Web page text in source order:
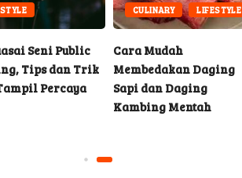
Seni Public
Tips dan Trik
Percaya
CULINARY LIFESTYLE
Cara Mudah
Membedakan Daging
Sapi dan Daging
Kambing Mentah